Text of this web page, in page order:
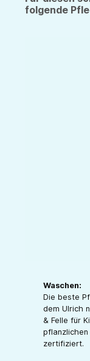
folgende
Waschen:
Die beste
dem Ulrich
& Felle für
pflanzlichen
zertifiziert.